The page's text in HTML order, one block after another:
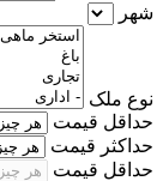
شهر
نوع ملک
حداقل قیمت
حداکثر قیمت
حداقل قیمت